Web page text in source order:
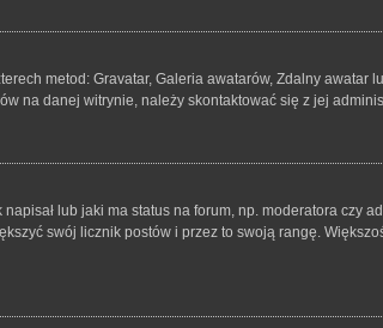
metod: Gravatar, Galeria awatarów, Zdalny
na danej witrynie, należy skontaktować się z jej
lub jaki ma status na forum, np. moderatora czy
swój licznik postów i przez to swoją rangę.